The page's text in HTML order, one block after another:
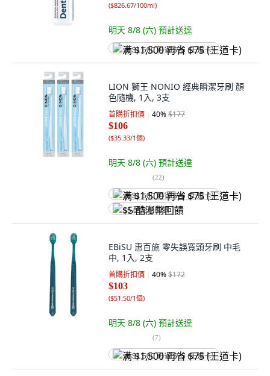
($826.67/100ml)
明天 8/8 (六) 預計送達
满 $1,500 再省 $75 (王道卡)
LION 獅王 NONIO 經典瞬潔牙刷 顏
色隨機, 1入, 3支
首購折扣價 40%$177
$106
($35.33/1個)
明天 8/8 (六) 預計送達
(22)
满 $1,500 再省 $75 (王道卡)
$5 酷澎幣回饋
EBiSU 惠百施 零失誤寬頭牙刷 中毛
中, 1入, 2支
首購折扣價 40%$172
$103
($51.50/1個)
明天 8/8 (六) 預計送達
(7)
满 $1,500 再省 $75 (王道卡)